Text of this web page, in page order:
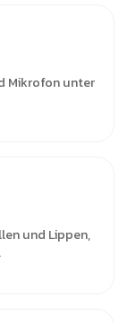
Mikrofon unter
und Lippen,